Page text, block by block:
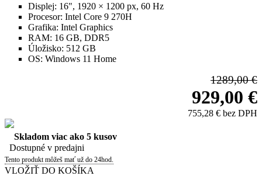
Displej: 16", 1920 × 1200 px, 60 Hz
Procesor: Intel Core 9 270H
Grafika: Intel Graphics
RAM: 16 GB, DDR5
Úložisko: 512 GB
OS: Windows 11 Home
1289,00 €
929,00 €
755,28 € bez DPH
Skladom viac ako 5 kusov
Dostupné v predajni
Tento produkt môžeš mať už do 24hod.
VLOŽIŤ DO KOŠÍKA